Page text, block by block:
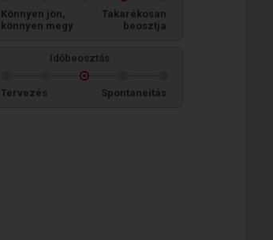
Könnyen jön,
könnyen megy
Takarékosan
beosztja
Időbeosztás
Tervezés Spontaneitás